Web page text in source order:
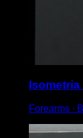
Isometria
Forearms ∙